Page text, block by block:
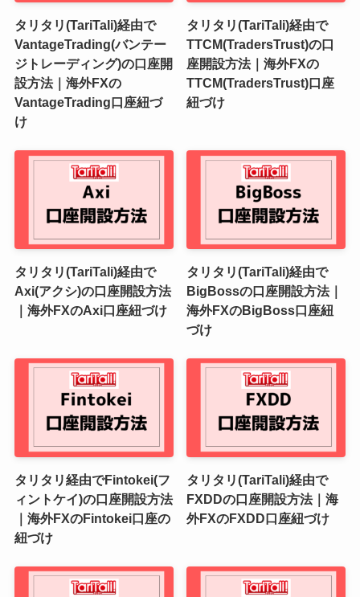
タリタリ(TariTali)経由で
VantageTrading(バンテー
ジトレーディング)の口座開
設方法｜海外FXの
VantageTrading口座紐づ
け
タリタリ(TariTali)経由で
TTCM(TradersTrust)の口
座開設方法｜海外FXの
TTCM(TradersTrust)口座
紐づけ
タリタリ(TariTali)経由で
Axi(アクシ)の口座開設方法
｜海外FXのAxi口座紐づけ
タリタリ(TariTali)経由で
BigBossの口座開設方法｜
海外FXのBigBoss口座紐
づけ
タリタリ経由でFintokei(フ
ィントケイ)の口座開設方法
｜海外FXのFintokei口座の
紐づけ
タリタリ(TariTali)経由で
FXDDの口座開設方法｜海
外FXのFXDD口座紐づけ